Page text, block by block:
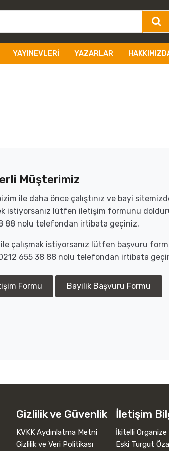
YAYINEVLERI YAZARLAR
Müşterimiz
ile daha önce çalıştınız ve bayi
istiyorsanız lütfen iletişim formunu
88 nolu telefondan irtibata geçiniz.
çalışmak istiyorsanız lütfen başvuru
655 38 88 nolu telefondan irtibata
Formu Bayilik Başvuru Formu
Gizlilik ve Güvenlik
KVKK Aydınlatma Metni
Gizlilik ve Veri Politikası
İletişim
İkitelli
Eski Turgut